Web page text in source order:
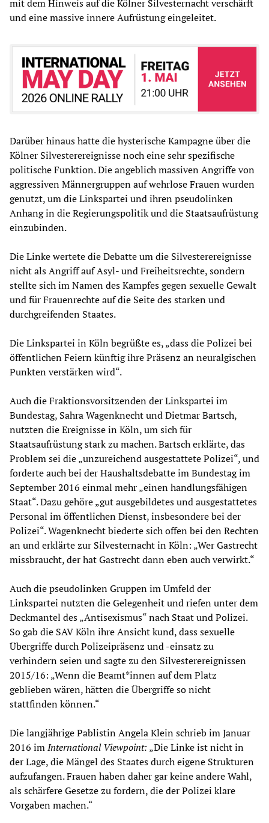
mit dem Hinweis auf die Kölner Silvesternacht verschärft
und eine massive innere Aufrüstung eingeleitet.
Darüber hinaus hatte die hysterische Kampagne über die
Kölner Silvesterereignisse noch eine sehr spezifische
politische Funktion. Die angeblich massiven Angriffe von
aggressiven Männergruppen auf wehrlose Frauen wurden
genutzt, um die Linkspartei und ihren pseudolinken
Anhang in die Regierungspolitik und die Staatsaufrüstung
einzubinden.
Die Linke wertete die Debatte um die Silvesterereignisse
nicht als Angriff auf Asyl- und Freiheitsrechte, sondern
stellte sich im Namen des Kampfes gegen sexuelle Gewalt
und für Frauenrechte auf die Seite des starken und
durchgreifenden Staates.
Die Linkspartei in Köln begrüßte es, „dass die Polizei bei
öffentlichen Feiern künftig ihre Präsenz an neuralgischen
Punkten verstärken wird“.
Auch die Fraktionsvorsitzenden der Linkspartei im
Bundestag, Sahra Wagenknecht und Dietmar Bartsch,
nutzten die Ereignisse in Köln, um sich für
Staatsaufrüstung stark zu machen. Bartsch erklärte, das
Problem sei die „unzureichend ausgestattete Polizei“, und
forderte auch bei der Haushaltsdebatte im Bundestag im
September 2016 einmal mehr „einen handlungsfähigen
Staat“. Dazu gehöre „gut ausgebildetes und ausgestattetes
Personal im öffentlichen Dienst, insbesondere bei der
Polizei“. Wagenknecht biederte sich offen bei den Rechten
an und erklärte zur Silvesternacht in Köln: „Wer Gastrecht
missbraucht, der hat Gastrecht dann eben auch verwirkt.“
Auch die pseudolinken Gruppen im Umfeld der
Linkspartei nutzten die Gelegenheit und riefen unter dem
Deckmantel des „Antisexismus“ nach Staat und Polizei.
So gab die SAV Köln ihre Ansicht kund, dass sexuelle
Übergriffe durch Polizeipräsenz und -einsatz zu
verhindern seien und sagte zu den Silvesterereignissen
2015/16: „Wenn die Beamt*innen auf dem Platz
geblieben wären, hätten die Übergriffe so nicht
stattfinden können.“
Die langjährige PablistinAngela Kleinschrieb im Januar
2016 imInternational Viewpoint: „Die Linke ist nicht in
der Lage, die Mängel des Staates durch eigene Strukturen
aufzufangen. Frauen haben daher gar keine andere Wahl,
als schärfere Gesetze zu fordern, die der Polizei klare
Vorgaben machen.“